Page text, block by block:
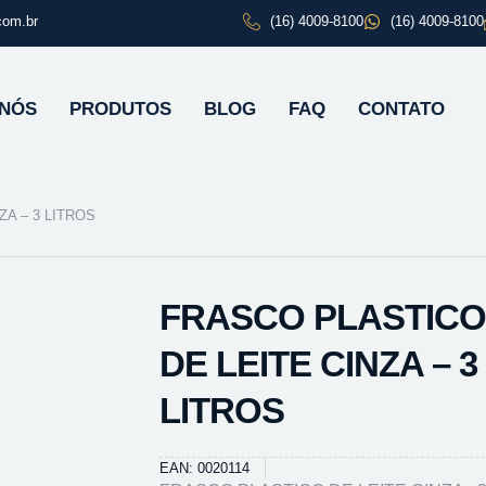
(16) 4009-8100 (16) 4009-8100
PRODUTOS BLOG FAQ CONTATO
– 3 LITROS
FRASCO PLASTICO
DE LEITE CINZA – 3
LITROS
EAN: 0020114